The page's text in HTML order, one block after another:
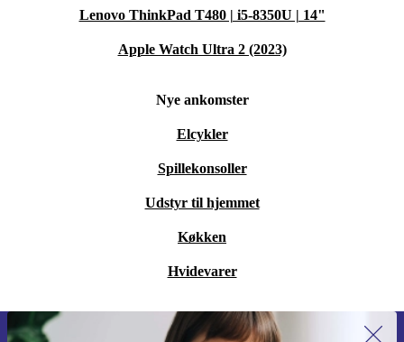
Lenovo ThinkPad T480 | i5-8350U | 14"
Apple Watch Ultra 2 (2023)
Nye ankomster
Elcykler
Spillekonsoller
Udstyr til hjemmet
Køkken
Hvidevarer